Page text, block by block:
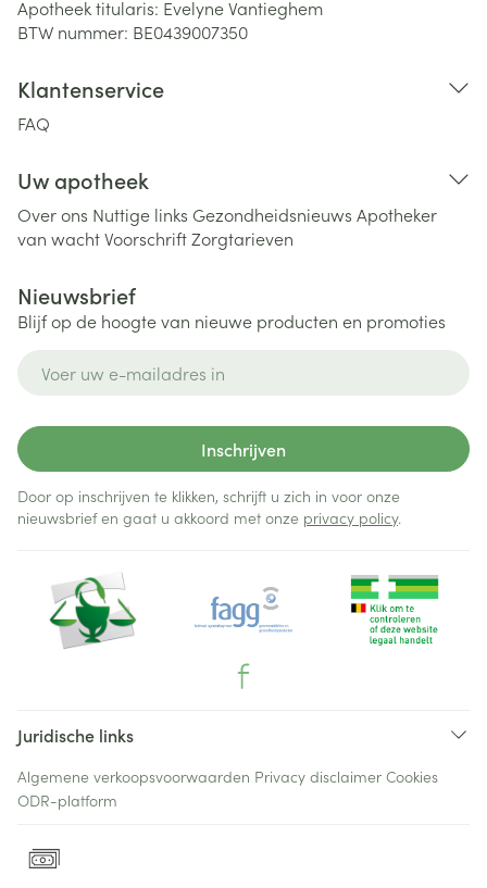
Apotheek titularis: Evelyne Vantieghem
BTW nummer: BE0439007350
Klantenservice
FAQ
Uw apotheek
Over ons Nuttige links Gezondheidsnieuws Apotheker
van wachtVoorschriftZorgtarieven
Nieuwsbrief
Blijf op de hoogte van nieuwe producten en promoties
Inschrijven
Door op inschrijven te klikken, schrijft u zich in voor onze
nieuwsbrief en gaat u akkoord met onze privacy policy.
Juridische links
Algemene verkoopsvoorwaarden Privacy disclaimer Cookies
ODR-platform